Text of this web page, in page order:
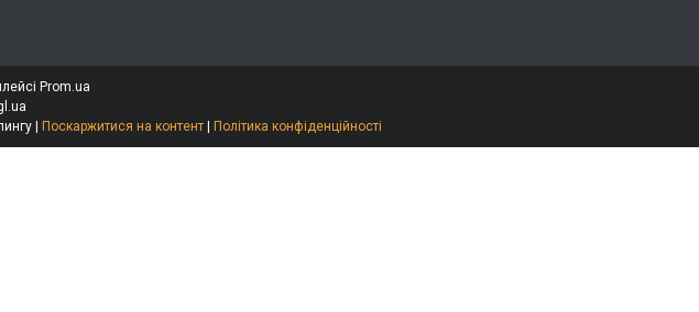
Prom.ua
Поскаржитися на контент Політика конфіденційності